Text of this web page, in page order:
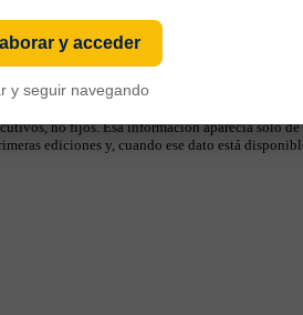
no fijos. Esa información aparecía sólo
ediciones y, cuando ese dato está
y acceder
y seguir navegando